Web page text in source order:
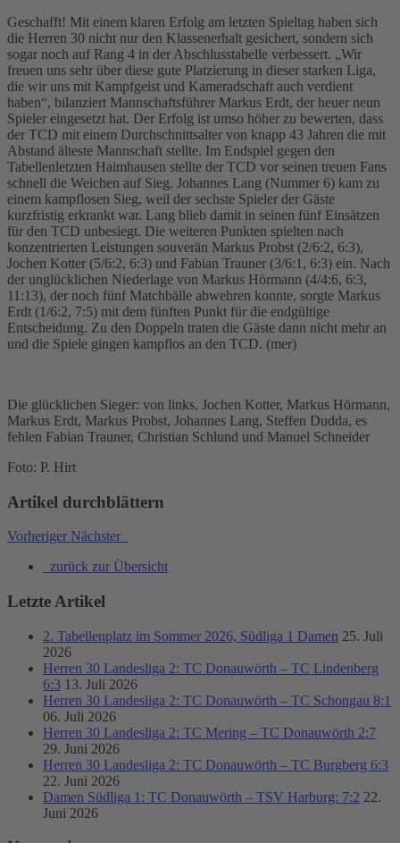
Geschafft! Mit einem klaren Erfolg am letzten Spieltag haben sich
die Herren 30 nicht nur den Klassenerhalt gesichert, sondern sich
sogar noch auf Rang 4 in der Abschlusstabelle verbessert. „Wir
freuen uns sehr über diese gute Platzierung in dieser starken Liga,
die wir uns mit Kampfgeist und Kameradschaft auch verdient
haben“, bilanziert Mannschaftsführer Markus Erdt, der heuer neun
Spieler eingesetzt hat. Der Erfolg ist umso höher zu bewerten, dass
der TCD mit einem Durchschnittsalter von knapp 43 Jahren die mit
Abstand älteste Mannschaft stellte. Im Endspiel gegen den
Tabellenletzten Haimhausen stellte der TCD vor seinen treuen Fans
schnell die Weichen auf Sieg. Johannes Lang (Nummer 6) kam zu
einem kampflosen Sieg, weil der sechste Spieler der Gäste
kurzfristig erkrankt war. Lang blieb damit in seinen fünf Einsätzen
für den TCD unbesiegt. Die weiteren Punkten spielten nach
konzentrierten Leistungen souverän Markus Probst (2/6:2, 6:3),
Jochen Kotter (5/6:2, 6:3) und Fabian Trauner (3/6:1, 6:3) ein. Nach
der unglücklichen Niederlage von Markus Hörmann (4/4:6, 6:3,
11:13), der noch fünf Matchbälle abwehren konnte, sorgte Markus
Erdt (1/6:2, 7:5) mit dem fünften Punkt für die endgültige
Entscheidung. Zu den Doppeln traten die Gäste dann nicht mehr an
und die Spiele gingen kampflos an den TCD. (mer)
Die glücklichen Sieger: von links, Jochen Kotter, Markus Hörmann,
Markus Erdt, Markus Probst, Johannes Lang, Steffen Dudda, es
fehlen Fabian Trauner, Christian Schlund und Manuel Schneider
Foto: P. Hirt
Artikel durchblättern
Vorheriger Nächster
zurück zur Übersicht
Letzte Artikel
2. Tabellenplatz im Sommer 2026, Südliga 1 Damen 25. Juli
2026
Herren 30 Landesliga 2: TC Donauwörth – TC Lindenberg
6:3 13. Juli 2026
Herren 30 Landesliga 2: TC Donauwörth – TC Schongau 8:1
06. Juli 2026
Herren 30 Landesliga 2: TC Mering – TC Donauwörth 2:7
29. Juni 2026
Herren 30 Landesliga 2: TC Donauwörth – TC Burgberg 6:3
22. Juni 2026
Damen Südliga 1: TC Donauwörth – TSV Harburg: 7:2 22.
Juni 2026